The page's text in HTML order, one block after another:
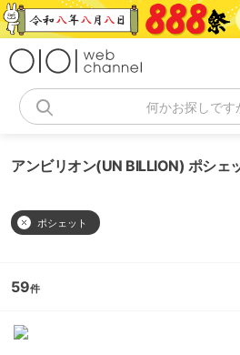
コ
ン
何かお探しです
アンビリオン(UN BILLION) ポシェ
ポシェット
59